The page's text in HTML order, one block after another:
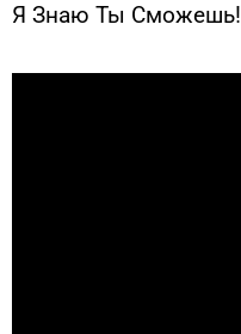
Я Знаю Ты Сможешь!